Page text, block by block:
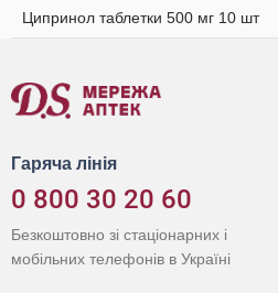
Ципринол таблетки 500 мг 10 шт
Гаряча лінія
0 800 30 20 60
Безкоштовно зі стаціонарних і
мобільних телефонів в Україні